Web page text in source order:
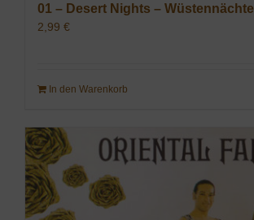
01 – Desert Nights – Wüstennächte
2,99 €
In den Warenkorb